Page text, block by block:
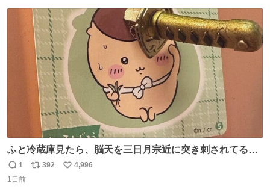
ト
数
数
ふと冷蔵庫見たら、脳天を三日月宗近に突き刺されてるく
りまんじゅうパイセンが
返
信
1
リ
392
い
4,996
1日前